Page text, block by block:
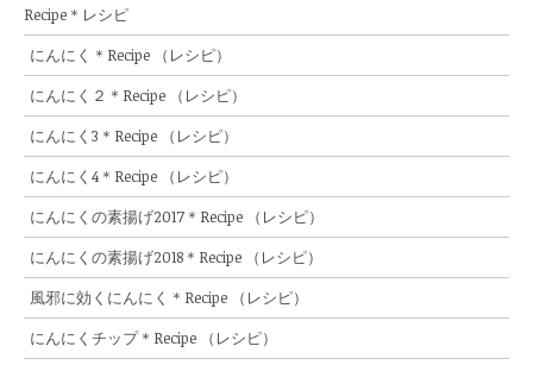
Recipe＊レシピ
にんにく＊Recipe （レシピ）
にんにく２＊Recipe （レシピ）
にんにく3＊Recipe （レシピ）
にんにく4＊Recipe （レシピ）
にんにくの素揚げ2017＊Recipe （レシピ）
にんにくの素揚げ2018＊Recipe （レシピ）
風邪に効くにんにく＊Recipe （レシピ）
にんにくチップ＊Recipe （レシピ）